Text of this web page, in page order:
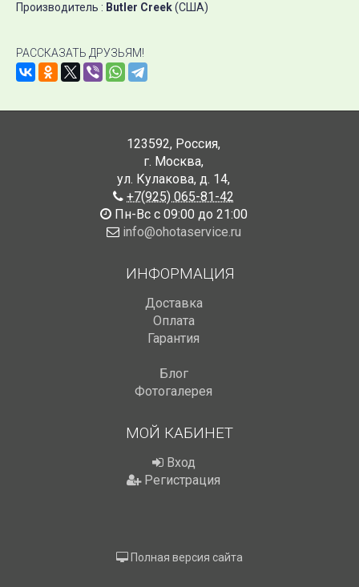
Производитель : Butler Creek(США)
РАССКАЗАТЬ ДРУЗЬЯМ!
123592, Россия,
г. Москва,
ул. Кулакова, д. 14,
+7(925) 065-81-42
Пн-Вс с 09:00 до 21:00
info@ohotaservice.ru
ИНФОРМАЦИЯ
Доставка
Оплата
Гарантия
Блог
Фотогалерея
МОЙ КАБИНЕТ
Вход
Регистрация
Полная версия сайта